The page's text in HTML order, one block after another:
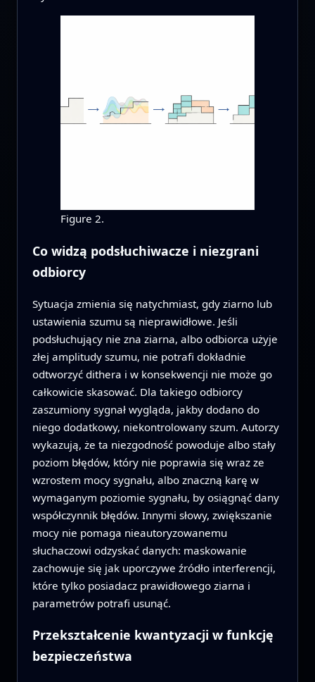
Figure 2.
Co widzą podsłuchiwacze i niezgrani
odbiorcy
Sytuacja zmienia się natychmiast, gdy ziarno lub
ustawienia szumu są nieprawidłowe. Jeśli
podsłuchujący nie zna ziarna, albo odbiorca użyje
złej amplitudy szumu, nie potrafi dokładnie
odtworzyć dithera i w konsekwencji nie może go
całkowicie skasować. Dla takiego odbiorcy
zaszumiony sygnał wygląda, jakby dodano do
niego dodatkowy, niekontrolowany szum. Autorzy
wykazują, że ta niezgodność powoduje albo stały
poziom błędów, który nie poprawia się wraz ze
wzrostem mocy sygnału, albo znaczną karę w
wymaganym poziomie sygnału, by osiągnąć dany
współczynnik błędów. Innymi słowy, zwiększanie
mocy nie pomaga nieautoryzowanemu
słuchaczowi odzyskać danych: maskowanie
zachowuje się jak uporczywe źródło interferencji,
które tylko posiadacz prawidłowego ziarna i
parametrów potrafi usunąć.
Przekształcenie kwantyzacji w funkcję
bezpieczeństwa